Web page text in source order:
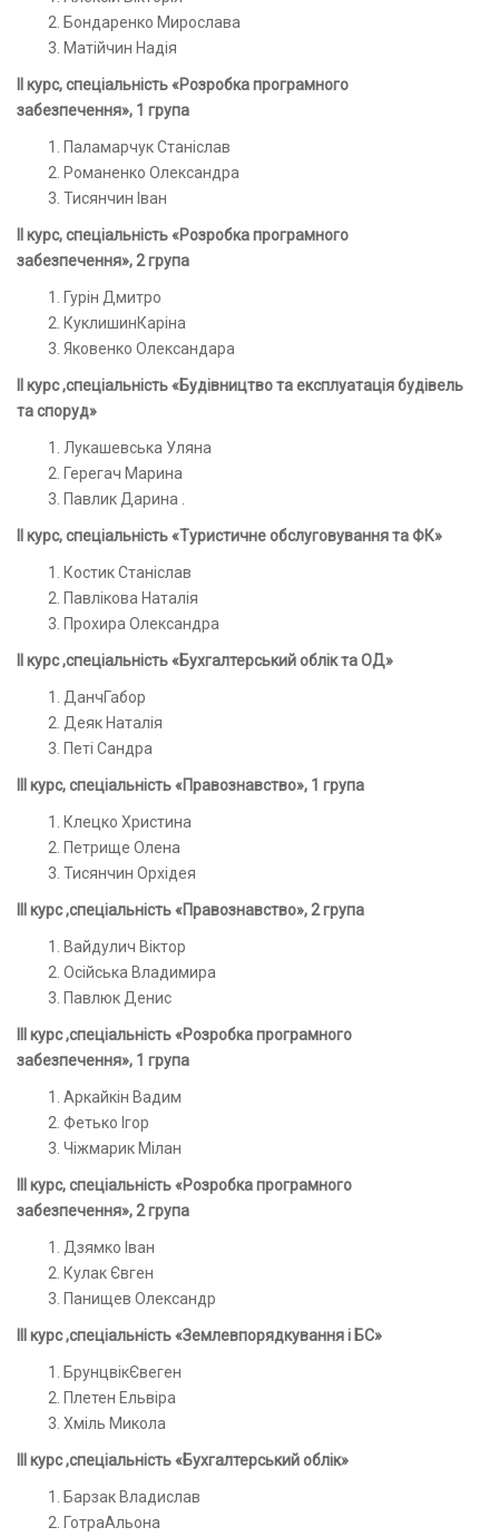
Бондаренко Мирослава
Матійчин Надія
курс, спеціальність «Розробка програмного
забезпечення», 1 група
Паламарчук Станіслав
Романенко Олександра
Тисянчин Іван
курс, спеціальність «Розробка програмного
забезпечення», 2 група
Гурін Дмитро
КуклишинКаріна
Яковенко Олександара
курс ,спеціальність «Будівництво та експлуатація будівель
та споруд»
Лукашевська Уляна
Герегач Марина
Павлик Дарина .
курс, спеціальність «Туристичне обслуговування та ФК»
Костик Станіслав
Павлікова Наталія
Прохира Олександра
курс ,спеціальність «Бухгалтерський облік та ОД»
ДанчГабор
Деяк Наталія
Петі Сандра
курс, спеціальність «Правознавство», 1 група
Клецко Христина
Петрище Олена
Тисянчин Орхідея
курс ,спеціальність «Правознавство», 2 група
Вайдулич Віктор
Осійська Владимира
Павлюк Денис
курс ,спеціальність «Розробкапрограмного
забезпечення», 1 група
Аркайкін Вадим
Фетько Ігор
Чіжмарик Мілан
курс, спеціальність «Розробкапрограмного
забезпечення», 2 група
Дзямко Іван
Кулак Євген
Панищев Олександр
курс ,спеціальність «Землевпорядкування і БС»
БрунцвікЄвеген
Плетен Ельвіра
Хміль Микола
курс ,спеціальність «Бухгалтерський облік»
Барзак Владислав
ГотраАльона